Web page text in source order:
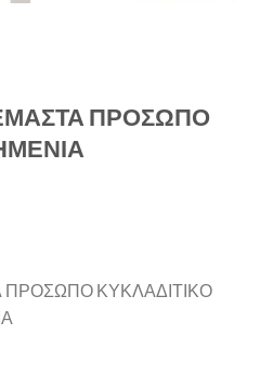
ΠΡΟΣΩΠΟ
ΠΡΟΣΩΠΟ ΚΥΚΛΑΔΙΤΙΚΟ